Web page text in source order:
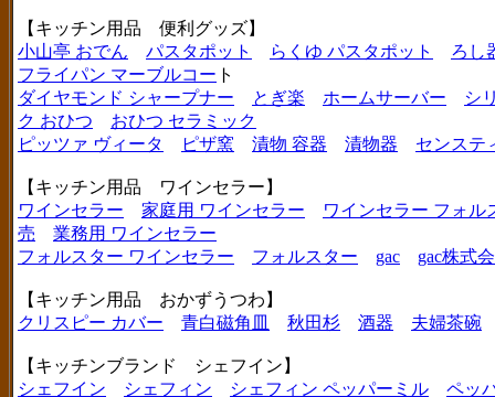
【キッチン用品 便利グッズ】
小山亭 おでん
パスタポット らくゆ パスタポット
ろし
フライパン マーブルコー ト
ダイヤモンド シャープナー
とぎ楽 ホームサーバー
シ
ク おひつ
おひつ セラミック
ピッツァ ヴィータ
ピザ窯 漬物 容器 漬物器 センステ
【キッチン用品 ワインセラー】
ワインセラー
家庭用 ワインセラー
ワインセラー フォル
売
業務用 ワインセラー
フォルスター ワインセラー
フォルスター gac gac株式
【キッチン用品 おかずうつわ】
クリスピー カバー
青白磁角皿 秋田杉 酒器 夫婦茶碗
【キッチンブランド シェフイン】
シェフイン
シェフィン シェフィン ペッパーミル
ペッ